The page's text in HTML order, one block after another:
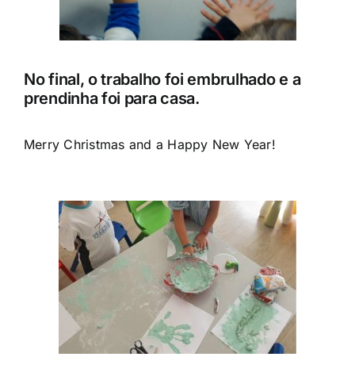
No final, o trabalho foi embrulhado e a
prendinha foi para casa.
Merry Christmas and a Happy New Year!